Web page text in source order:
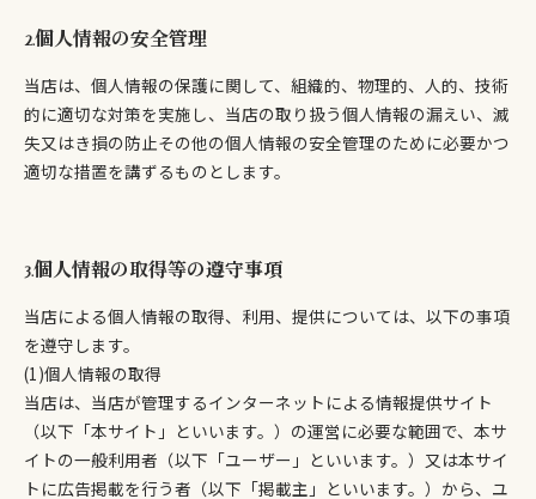
2.個人情報の安全管理
当店は、個人情報の保護に関して、組織的、物理的、人的、技術
的に適切な対策を実施し、当店の取り扱う個人情報の漏えい、滅
失又はき損の防止その他の個人情報の安全管理のために必要かつ
適切な措置を講ずるものとします。
3.個人情報の取得等の遵守事項
当店による個人情報の取得、利用、提供については、以下の事項
を遵守します。
(1)個人情報の取得
当店は、当店が管理するインターネットによる情報提供サイト
（以下「本サイト」といいます。）の運営に必要な範囲で、本サ
イトの一般利用者（以下「ユーザー」といいます。）又は本サイ
トに広告掲載を行う者（以下「掲載主」といいます。）から、ユ